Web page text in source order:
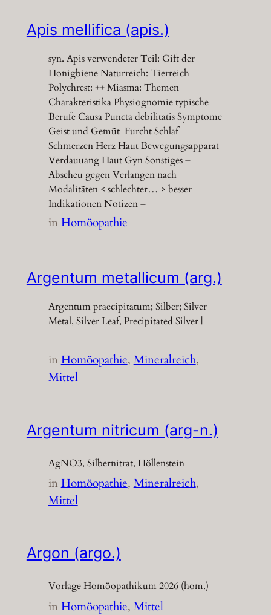
Apis mellifica (apis.)
syn. Apis verwendeter Teil: Gift der
Honigbiene Naturreich: Tierreich
Polychrest: ++ Miasma: Themen
Charakteristika Physiognomie typische
Berufe Causa Puncta debilitatis Symptome
Geist und Gemüt Furcht Schlaf
Schmerzen Herz Haut Bewegungsapparat
Verdauuang Haut Gyn Sonstiges –
Abscheu gegen Verlangen nach
Modalitäten < schlechter… > besser
Indikationen Notizen –
inHomöopathie
Argentum metallicum (arg.)
Argentum praecipitatum; Silber; Silver
Metal, Silver Leaf, Precipitated Silver |
inHomöopathie, Mineralreich
Mittel
Argentum nitricum (arg-n.)
AgNO3, Silbernitrat, Höllenstein
inHomöopathie, Mineralreich
Mittel
Argon (argo.)
Vorlage Homöopathikum 2026 (hom.)
inHomöopathie, Mittel